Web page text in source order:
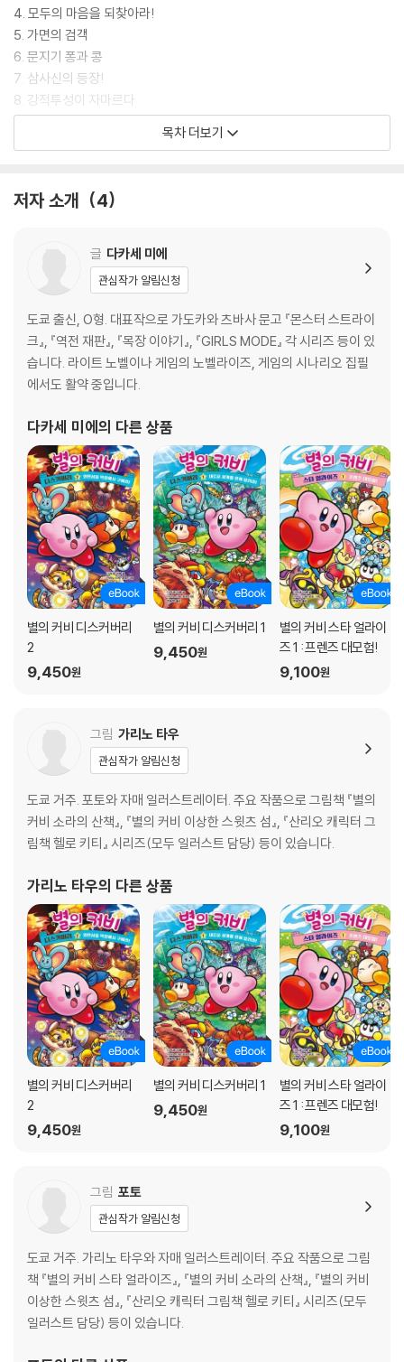
4. 모두의 마음을 되찾아라!
5. 가면의 검객
6. 문지기 퐁과 콩
7. 삼사신의 등장!
8. 강적투성이 자마르다
9. 마지막 싸움!
목차 더보기
저자 소개 4
글 다카세 미에
관심작가 알림신청
도쿄 출신, O형. 대표작으로 가도카와 츠바사 문고 『몬스터 스트라이
크』, 『역전 재판』, 『목장 이야기』, 『GIRLS MODE』 각 시리즈 등이 있
습니다. 라이트 노벨이나 게임의 노벨라이즈, 게임의 시나리오 집필
에서도 활약 중입니다.
다카세 미에의 다른 상품
별의 커비 디스커버리
2
9,450원
별의 커비 디스커버리 1
9,450원
별의 커비 스타 얼라이
즈 1 : 프렌즈 대모험!
9,100원
그림 가리노 타우
관심작가 알림신청
도쿄 거주. 포토와 자매 일러스트레이터. 주요 작품으로 그림책 『별의
커비 소라의 산책』, 『별의 커비 이상한 스윗츠 섬』, 『산리오 캐릭터 그
림책 헬로 키티』 시리즈(모두 일러스트 담당) 등이 있습니다.
가리노 타우의 다른 상품
별의 커비 디스커버리
2
9,450원
별의 커비 디스커버리 1
9,450원
별의 커비 스타 얼라이
즈 1 : 프렌즈 대모험!
9,100원
그림 포토
관심작가 알림신청
도쿄 거주. 가리노 타우와 자매 일러스트레이터. 주요 작품으로 그림
책 『별의 커비 스타 얼라이즈』, 『별의 커비 소라의 산책』, 『별의 커비
이상한 스윗츠 섬』, 『산리오 캐릭터 그림책 헬로 키티』 시리즈(모두
일러스트 담당) 등이 있습니다.